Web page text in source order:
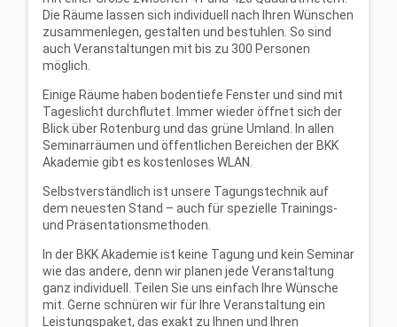
Die Räume lassen sich individuell nach Ihren Wünschen
zusammenlegen, gestalten und bestuhlen. So sind
auch Veranstaltungen mit bis zu 300 Personen
möglich.
Einige Räume haben bodentiefe Fenster und sind mit
Tageslicht durchflutet. Immer wieder öffnet sich der
Blick über Rotenburg und das grüne Umland. In allen
Seminarräumen und öffentlichen Bereichen der BKK
Akademie gibt es kostenloses WLAN.
Selbstverständlich ist unsere Tagungstechnik auf
dem neuesten Stand – auch für spezielle Trainings-
und Präsentationsmethoden.
In der BKK Akademie ist keine Tagung und kein Seminar
wie das andere, denn wir planen jede Veranstaltung
ganz individuell. Teilen Sie uns einfach Ihre Wünsche
mit. Gerne schnüren wir für Ihre Veranstaltung ein
Leistungspaket, das exakt zu Ihnen und Ihren